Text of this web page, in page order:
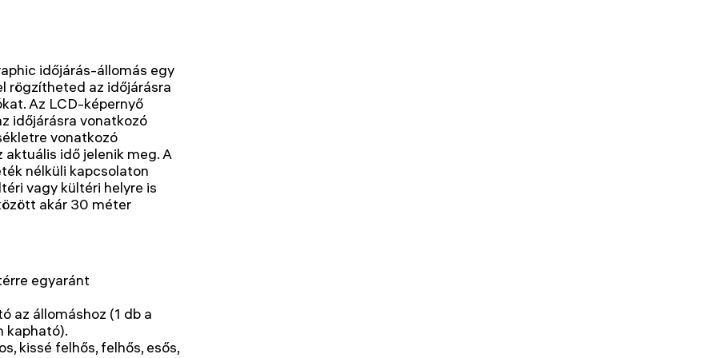
időjárás-állomás egy
rögzítheted az időjárásra
Az LCD-képernyő
időjárásra vonatkozó
vonatkozó
idő jelenik meg. A
nélküli kapcsolaton
vagy kültéri helyre is
akár 30 méter
egyaránt
az állomáshoz (1 db a
kapható).
kissé felhős, felhős, esős,